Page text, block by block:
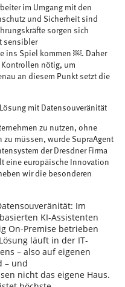
im Umgang mit den
und Sicherheit sind
sorgen sich
sensibler
ins Spiel kommen ￼. Daher
nötig, um
an diesem Punkt setzt die
mit Datensouveränität
zu nutzen, ohne
zu müssen, wurde SupraAgent
der Dresdner Firma
eine europäische Innovation
wir die besonderen
Im
KI-Assistenten
On-Premise betrieben
läuft in der IT-
– also auf eigenen
– und
nicht das eigene Haus.